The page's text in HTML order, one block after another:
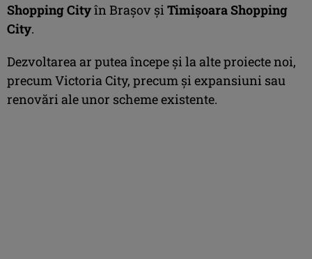
Shopping Cityîn Braşov şiTimişoara Shopping
City.
Dezvoltarea ar putea începe şi la alte proiecte noi,
precum Victoria City, precum şi expansiuni sau
renovări ale unor scheme existente.